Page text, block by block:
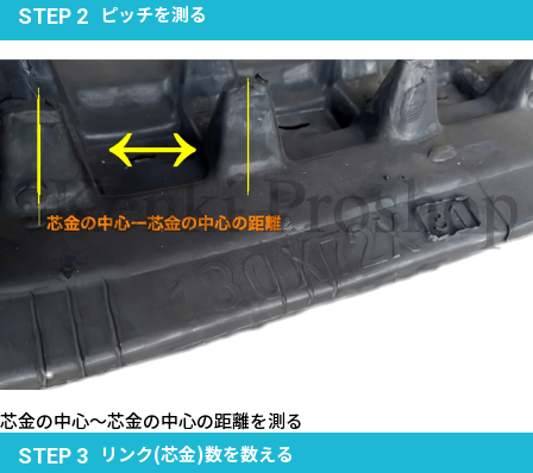
STEP 2 ピッチを測る
芯金の中心～芯金の中心の距離を測る
STEP 3
リンク(芯金)数を数える